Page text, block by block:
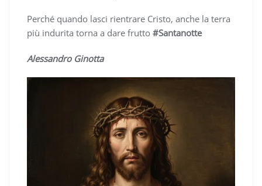
Perché quando lasci rientrare Cristo, anche la terra
più indurita torna a dare frutto #Santanotte
Alessandro Ginotta